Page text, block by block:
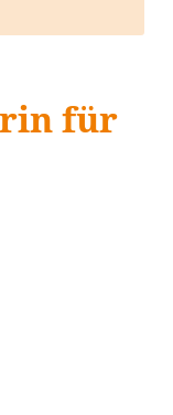
für